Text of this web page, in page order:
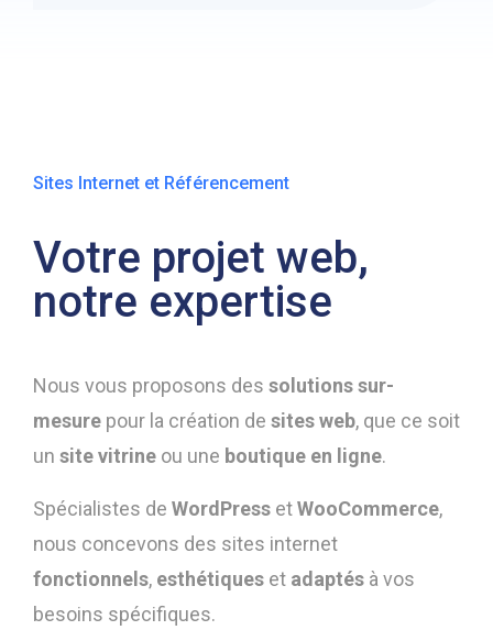
Sites Internet et Référencement
Votre projet web,
notre expertise
Nous vous proposons des solutions sur-
mesure pour la création de sites web, que ce soit
un site vitrine ou une boutique en ligne.
Spécialistes de WordPress etWooCommerce,
nous concevons des sites internet
fonctionnels, esthétiques et adaptés à vos
besoins spécifiques.